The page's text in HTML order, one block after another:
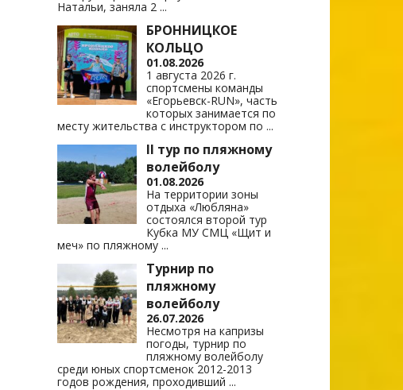
Натальи, заняла 2 ...
БРОННИЦКОЕ
КОЛЬЦО
01.08.2026
1 августа 2026 г.
спортсмены команды
«Егорьевск-RUN», часть
которых занимается по
месту жительства с инструктором по ...
II тур по пляжному
волейболу
01.08.2026
На территории зоны
отдыха «Любляна»
состоялся второй тур
Кубка МУ СМЦ «Щит и
меч» по пляжному ...
Турнир по
пляжному
волейболу
26.07.2026
Несмотря на капризы
погоды, турнир по
пляжному волейболу
среди юных спортсменок 2012-2013
годов рождения, проходивший ...